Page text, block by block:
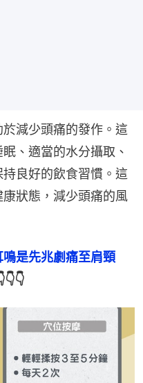
減少頭痛的發作。這
、適當的水分攝取、
良好的飲食習慣。這
狀態，減少頭痛的風
鳴是先兆劇痛至肩頸